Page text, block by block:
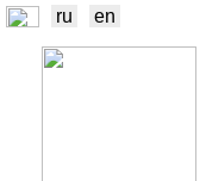
ru en